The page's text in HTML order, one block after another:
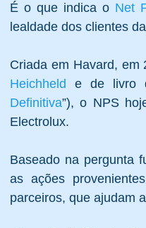
É o que indica o Net
lealdade dos clientes
Criada em Havard, em
Heichheld e de livro
Definitiva”), o NPS
Electrolux.
Baseado na pergunta
as ações
parceiros, que ajudam